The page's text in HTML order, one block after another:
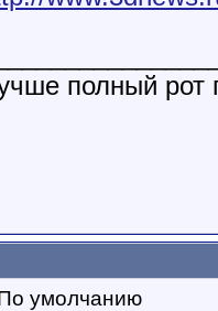
полный рот